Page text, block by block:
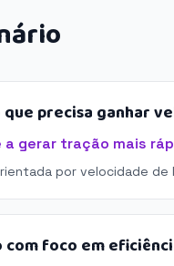
precisa ganhar
a gerar tração mais
por velocidade de
com foco em